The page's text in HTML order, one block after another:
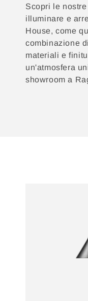
E
Z
I
O
E
Scopri le nostre
illuminare e
House, come
combinazione
materiali e
un'atmosfera
showroom a